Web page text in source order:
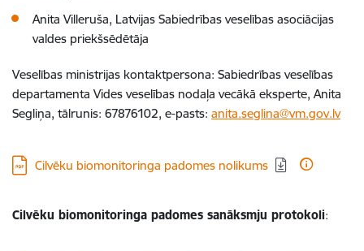
Anita Villeruša, Latvijas Sabiedrības veselības asociācijas
valdes priekšsēdētāja
Veselības ministrijas kontaktpersona: Sabiedrības veselības
departamenta Vides veselības nodaļa vecākā eksperte, Anita
Segliņa, tālrunis: 67876102, e-pasts: anita.seglina@vm.gov.lv
Lejupielādēt:
Cilvēku biomonitoringa padomes nolikums
Cilvēku biomonitoringa padomes sanāksmju protokoli: